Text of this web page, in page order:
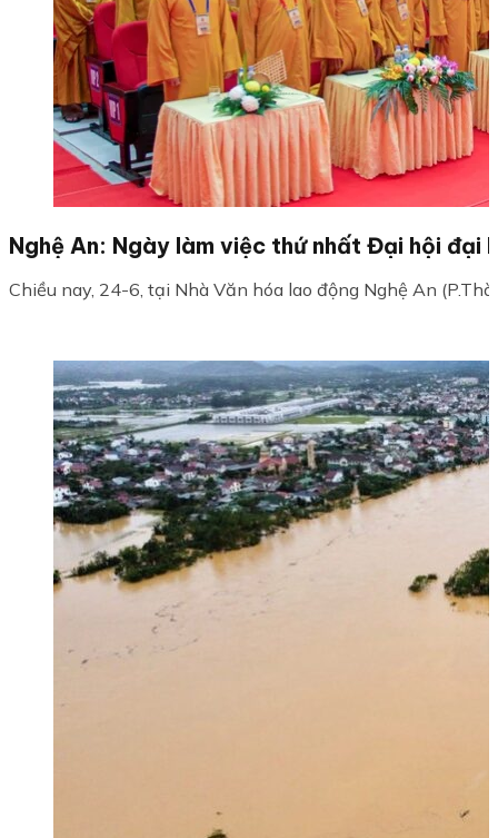
Nghệ An: Ngày làm việc thứ nhất Đại hội
Chiều nay, 24-6, tại Nhà Văn hóa lao động Nghệ An